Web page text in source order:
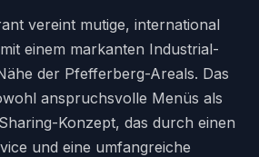
vereint mutige, international
einem markanten Industrial-
der Pfefferberg-Areals. Das
anspruchsvolle Menüs als
Konzept, das durch einen
und eine umfangreiche